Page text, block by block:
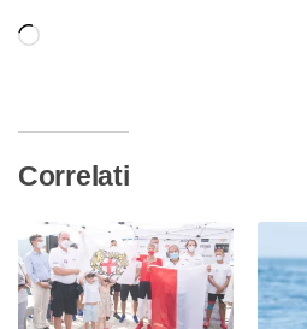
Caricamento
Correlati